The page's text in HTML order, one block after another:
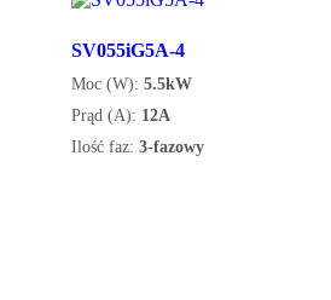
SV055iG5A-4
Moc (W): 5.5kW
Prąd (A): 12A
Ilość faz: 3-fazowy